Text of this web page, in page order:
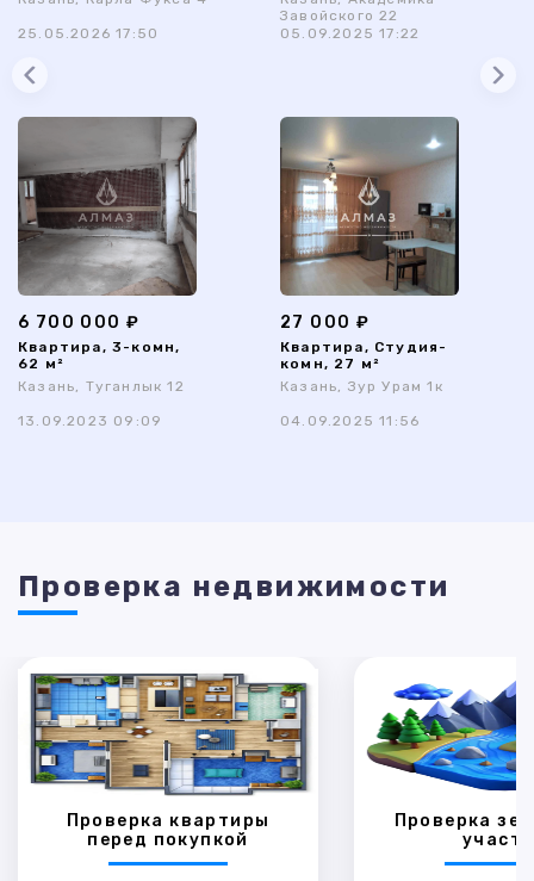
25.05.2026 17:50
Завойского 22
05.09.2025 17:22
6 700 000 ₽
Квартира, 3-комн,
62 м²
Казань, Туганлык 12
13.09.2023 09:09
27 000 ₽
Квартира, Студия-
комн, 27 м²
Казань, Зур Урам 1к
04.09.2025 11:56
Проверка недвижимости
Проверка квартиры
перед покупкой
Проверка